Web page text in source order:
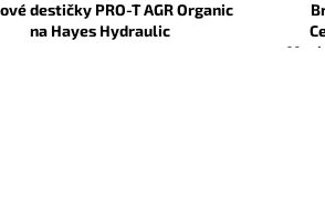
destičky PRO-T AGR Organic
na Hayes Hydraulic